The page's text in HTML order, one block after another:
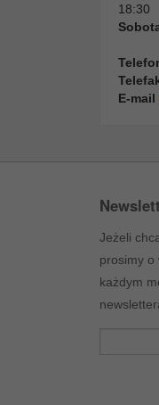
18:30
E-mail
Jeżeli
prosimy o
każdym